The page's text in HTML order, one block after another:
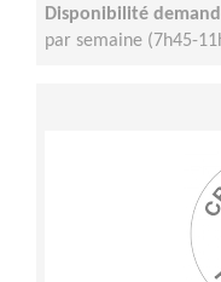
Disponibilité
par semaine (7h45-